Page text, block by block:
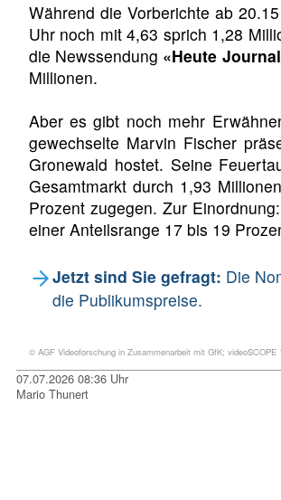
Während die Vorberichte ab
Uhr noch mit 4,63 sprich 1,28
die Newssendung «Heute
Millionen.
Aber es gibt noch mehr
gewechselte Marvin Fischer
Gronewald hostet. Seine
Gesamtmarkt durch 1,93
Prozent zugegen. Zur
einer Anteilsrange 17 bis 19
Jetzt sind Sie gefragt: Die
die Publikumspreise.
© AGF Videoforschung in Zusammenarbeit mit GfK;
07.07.2026 08:36 Uhr
Mario Thunert